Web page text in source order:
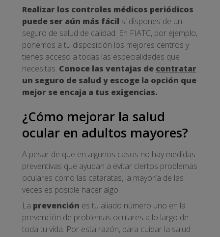
Realizar los controles médicos periódicos
puede ser aún más fácil si dispones de un
seguro de salud de calidad. En FIATC, por ejemplo,
ponemos a tu disposición los mejores centros y
tienes acceso a todas las especialidades que
necesitas. Conoce las ventajas de contratar
un seguro de salud y escoge la opción que
mejor se encaja a tus exigencias.
¿Cómo mejorar la salud
ocular en adultos mayores?
A pesar de que en algunos casos no hay medidas
preventivas que ayudan a evitar ciertos problemas
oculares como las cataratas, la mayoría de las
veces es posible hacer algo.
La prevención es tu aliado número uno en la
prevención de problemas oculares a lo largo de
toda tu vida. Por esta razón, para cuidar la salud